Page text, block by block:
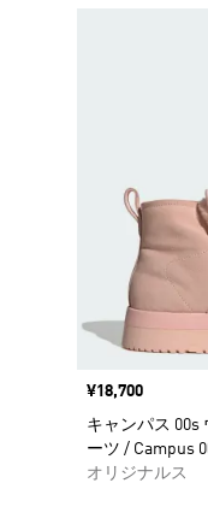
価格
¥18,700
キャンパス 00s
ーツ / Campus
オリジナルス